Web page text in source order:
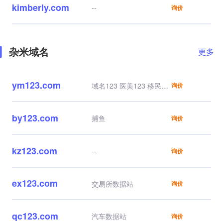
kimberly.com -- 询价
杂米域名 更多
ym123.com
域名123 医美123 移民
询价
by123.com 捕鱼 询价
kz123.com -- 询价
ex123.com 交易所数据站 询价
qc123.com 汽车数据站 询价